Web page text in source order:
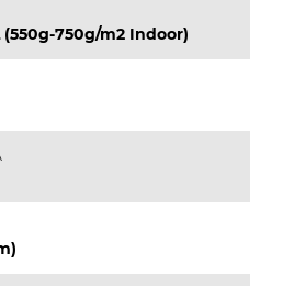
750g/m2 Indoor)